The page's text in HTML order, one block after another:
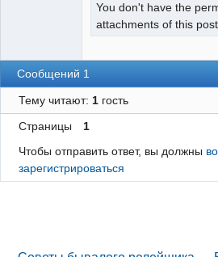
You don't have the
attachments of this
Сообщений 1
Тему читают: 1гость
Страницы
1
Чтобы отправить ответ, вы должны
зарегистрироваться